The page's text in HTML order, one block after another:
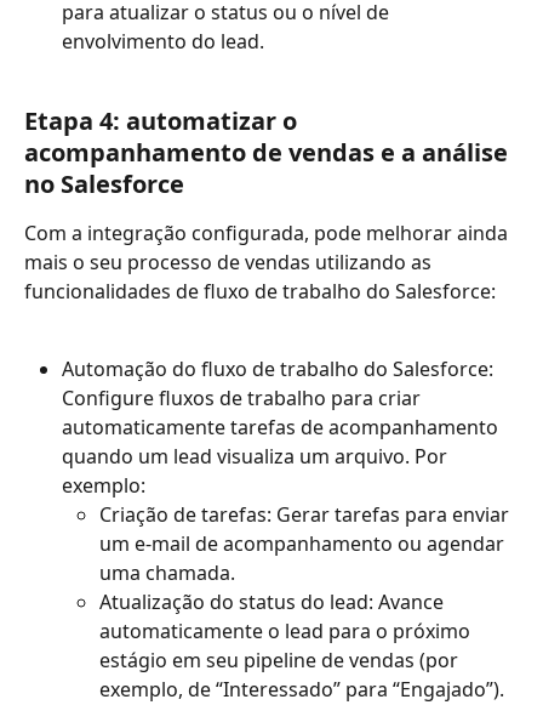
para atualizar o status ou o nível de
envolvimento do lead.
Etapa 4: automatizar o
acompanhamento de vendas e a análise
no Salesforce
Com a integração configurada, pode melhorar ainda
mais o seu processo de vendas utilizando as
funcionalidades de fluxo de trabalho do Salesforce:
Automação do fluxo de trabalho do Salesforce:
Configure fluxos de trabalho para criar
automaticamente tarefas de acompanhamento
quando um lead visualiza um arquivo. Por
exemplo:
Criação de tarefas: Gerar tarefas para enviar
um e-mail de acompanhamento ou agendar
uma chamada.
Atualização do status do lead: Avance
automaticamente o lead para o próximo
estágio em seu pipeline de vendas (por
exemplo, de “Interessado” para “Engajado”).